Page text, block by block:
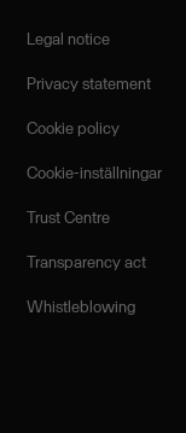
Legal notice
Privacy statement
Cookie policy
Cookie-inställningar
Trust Centre
Transparency act
Whistleblowing